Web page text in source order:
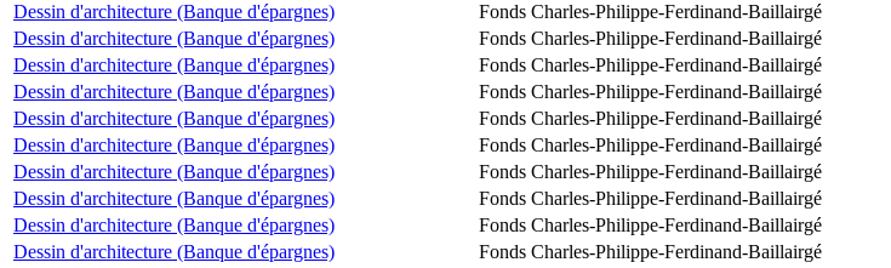
Dessin d'architecture (Banque d'épargnes)
Fonds Charles-Philippe-Ferdinand-Baillairgé
Dessin d'architecture (Banque d'épargnes)
Fonds Charles-Philippe-Ferdinand-Baillairgé
Dessin d'architecture (Banque d'épargnes)
Fonds Charles-Philippe-Ferdinand-Baillairgé
Dessin d'architecture (Banque d'épargnes)
Fonds Charles-Philippe-Ferdinand-Baillairgé
Dessin d'architecture (Banque d'épargnes)
Fonds Charles-Philippe-Ferdinand-Baillairgé
Dessin d'architecture (Banque d'épargnes)
Fonds Charles-Philippe-Ferdinand-Baillairgé
Dessin d'architecture (Banque d'épargnes)
Fonds Charles-Philippe-Ferdinand-Baillairgé
Dessin d'architecture (Banque d'épargnes)
Fonds Charles-Philippe-Ferdinand-Baillairgé
Dessin d'architecture (Banque d'épargnes)
Fonds Charles-Philippe-Ferdinand-Baillairgé
Dessin d'architecture (Banque d'épargnes)
Fonds Charles-Philippe-Ferdinand-Baillairgé